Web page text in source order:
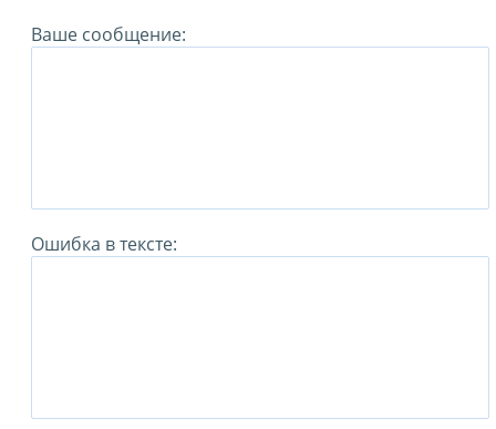
Ваше сообщение:
Ошибка в тексте: